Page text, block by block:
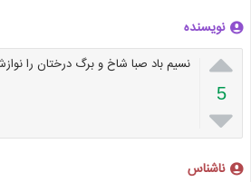
نویسنده

5

نسیم باد صبا شاخ و برگ درختان را
ناشناس